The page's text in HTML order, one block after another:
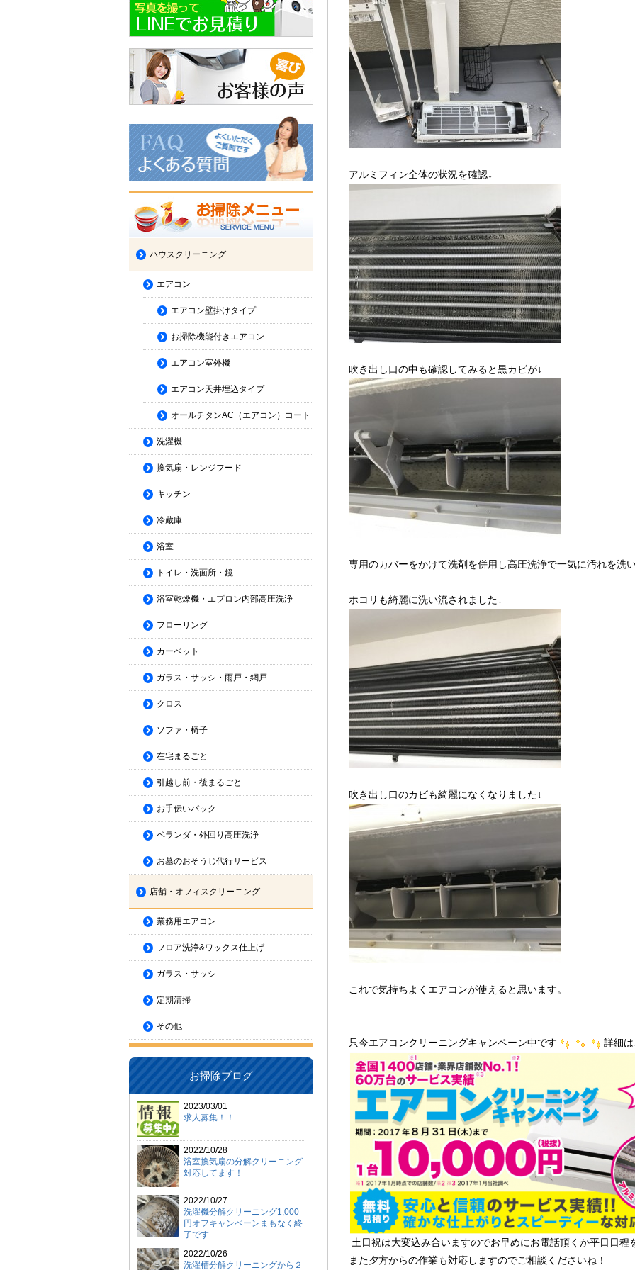
アルミフィン全体の状況を確認↓
吹き出し口の中も確認してみると黒カビが↓
専用のカバーをかけて洗剤を併用し高圧洗浄で一気に汚れを洗い
ホコリも綺麗に洗い流されました↓
吹き出し口のカビも綺麗になくなりました↓
これで気持ちよくエアコンが使えると思います。
只今エアコンクリーニングキャンペーン中です 詳細は
土日祝は大変込み合いますのでお早めにお電話頂くか平日日程
また夕方からの作業も対応しますのでご相談くださいね！
ハウスクリーニング
エアコン
エアコン壁掛けタイプ
お掃除機能付きエアコン
エアコン室外機
エアコン天井埋込タイプ
オールチタンAC（エアコン）コート
洗濯機
換気扇・レンジフード
キッチン
冷蔵庫
浴室
トイレ・洗面所・鏡
浴室乾燥機・エプロン内部高圧洗浄
フローリング
カーペット
ガラス・サッシ・雨戸・網戸
クロス
ソファ・椅子
在宅まるごと
引越し前・後まるごと
お手伝いパック
ベランダ・外回り高圧洗浄
お墓のおそうじ代行サービス
店舗・オフィスクリーニング
業務用エアコン
フロア洗浄&ワックス仕上げ
ガラス・サッシ
定期清掃
その他
お掃除ブログ
2023/03/01
求人募集！！
2022/10/28
浴室換気扇の分解クリーニング
対応してます！
2022/10/27
洗濯機分解クリーニング1,000
円オフキャンペーンまもなく終
了です
2022/10/26
洗濯槽分解クリーニングから２